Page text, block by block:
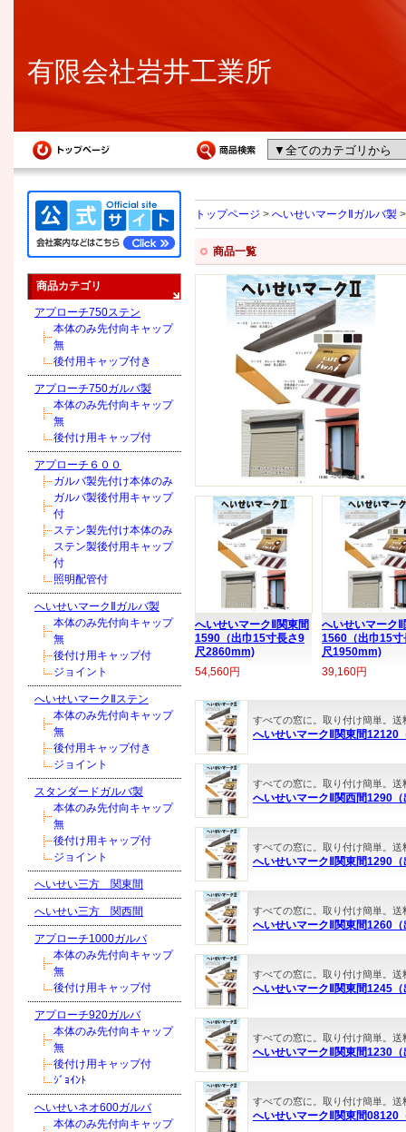
有限会社岩井工業所
商品カテゴリ
アプローチ750ステン
本体のみ先付向キャップ
無
後付用キャップ付き
アプローチ750ガルバ製
本体のみ先付向キャップ
無
後付け用キャップ付
アプローチ６００
ガルバ製先付け本体のみ
ガルバ製後付用キャップ
付
ステン製先付け本体のみ
ステン製後付用キャップ
付
照明配管付
へいせいマークⅡガルバ製
本体のみ先付向キャップ
無
後付け用キャップ付
ジョイント
へいせいマークⅡステン
本体のみ先付向キャップ
無
後付用キャップ付き
ジョイント
スタンダードガルバ製
本体のみ先付向キャップ
無
後付け用キャップ付
ジョイント
へいせい三方 関東間
へいせい三方 関西間
アプローチ1000ガルバ
本体のみ先付向キャップ
無
後付け用キャップ付
アプローチ920ガルバ
本体のみ先付向キャップ
無
後付け用キャップ付
ｼﾞｮｲﾝﾄ
へいせいネオ600ガルバ
本体のみ先付向キャップ
トップページ > へいせいマークⅡガルバ製
商品一覧
へいせいマークⅡ関東間
1590（出巾15寸長さ9
尺2860mm)
54,560円
へいせいマークⅡ
1560（出巾15寸
尺1950mm)
39,160円
すべての窓に。取り付け簡単。送
へいせいマークⅡ関東間12120
すべての窓に。取り付け簡単。送
へいせいマークⅡ関西間1290
すべての窓に。取り付け簡単。送
へいせいマークⅡ関東間1290
すべての窓に。取り付け簡単。送
へいせいマークⅡ関東間1260
すべての窓に。取り付け簡単。送
へいせいマークⅡ関東間1245
すべての窓に。取り付け簡単。送
へいせいマークⅡ関東間1230
すべての窓に。取り付け簡単。送
へいせいマークⅡ関東間08120